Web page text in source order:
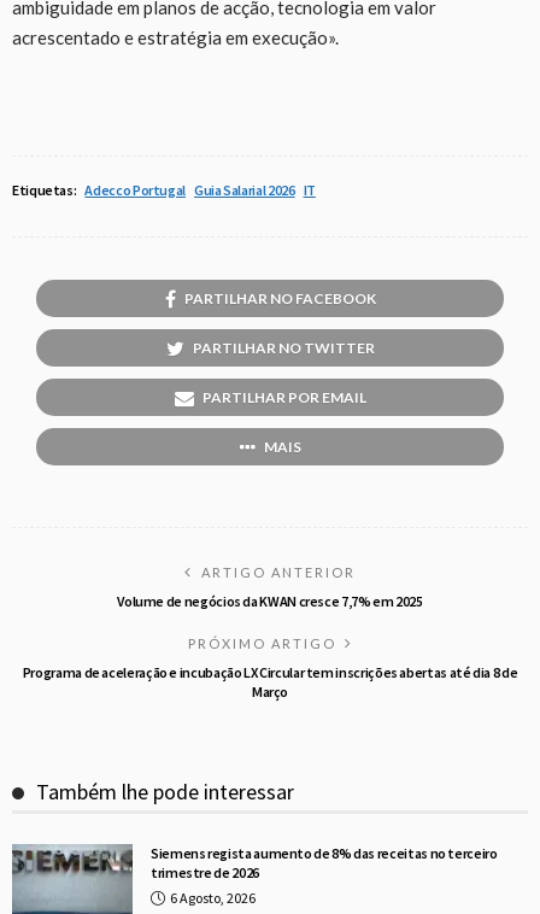
ambiguidade em planos de acção, tecnologia em valor
acrescentado e estratégia em execução».
Etiquetas: Adecco Portugal Guia Salarial 2026 IT
PARTILHAR NO FACEBOOK
PARTILHAR NO TWITTER
PARTILHAR POR EMAIL
MAIS
ARTIGO ANTERIOR
Volume de negócios da KWAN cresce 7,7% em 2025
PRÓXIMO ARTIGO
Programa de aceleração e incubação LX Circular tem inscrições abertas até dia 8 de
Março
Também lhe pode interessar
Siemens regista aumento de 8% das receitas no terceiro
trimestre de 2026
6 Agosto, 2026